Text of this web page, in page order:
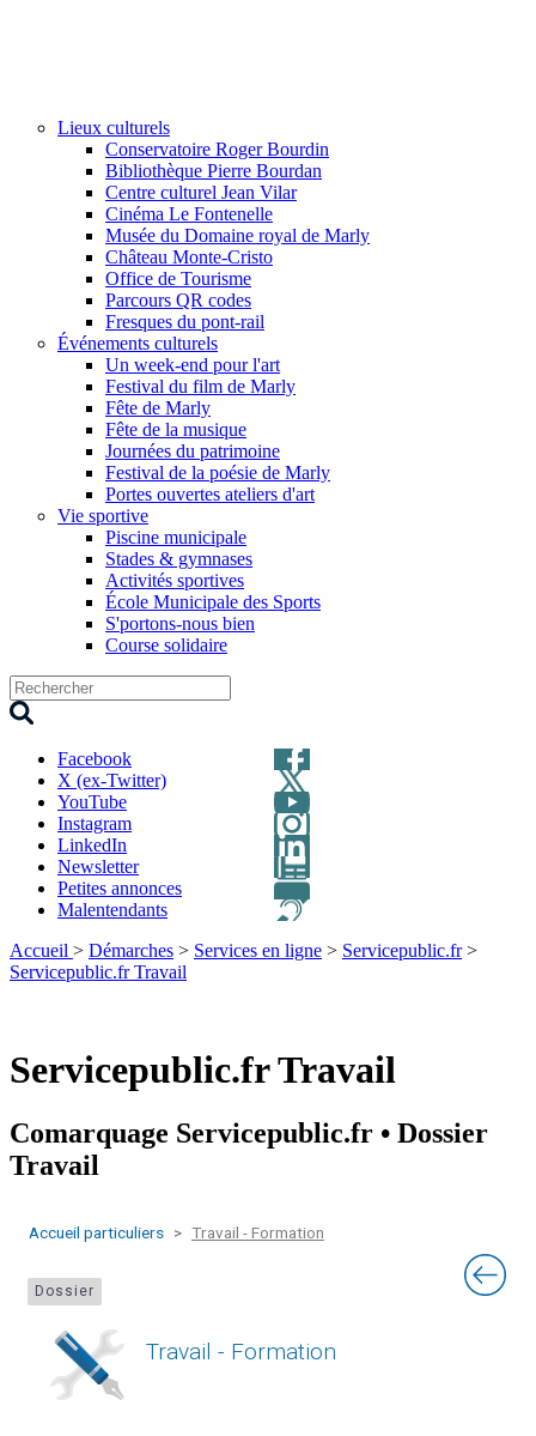
Lieux culturels
Conservatoire Roger Bourdin
Bibliothèque Pierre Bourdan
Centre culturel Jean Vilar
Cinéma Le Fontenelle
Musée du Domaine royal de Marly
Château Monte-Cristo
Office de Tourisme
Parcours QR codes
Fresques du pont-rail
Événements culturels
Un week-end pour l'art
Festival du film de Marly
Fête de Marly
Fête de la musique
Journées du patrimoine
Festival de la poésie de Marly
Portes ouvertes ateliers d'art
Vie sportive
Piscine municipale
Stades & gymnases
Activités sportives
École Municipale des Sports
S'portons-nous bien
Course solidaire
Facebook
X (ex-Twitter)
YouTube
Instagram
LinkedIn
Newsletter
Petites annonces
Malentendants
Accueil > Démarches > Services en ligne > Servicepublic.fr >
Servicepublic.fr Travail
Servicepublic.fr Travail
Comarquage Servicepublic.fr • Dossier
Travail